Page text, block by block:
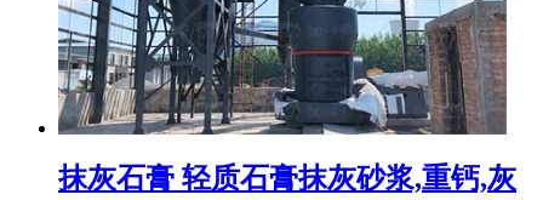
抹灰石膏 轻质石膏抹灰砂浆,重钙,灰